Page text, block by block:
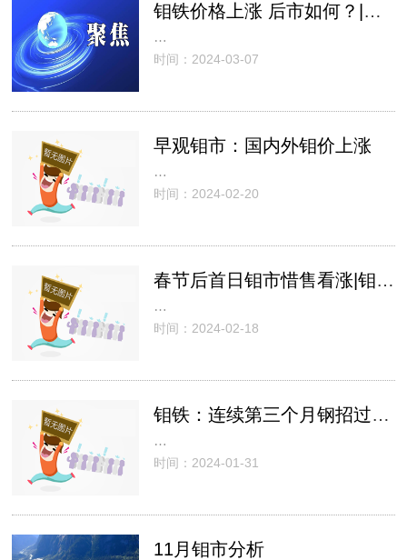
钼铁价格上涨 后市如何？|钼市日评(2024-3-7)
…
时间：2024-03-07
早观钼市：国内外钼价上涨
…
时间：2024-02-20
春节后首日钼市惜售看涨|钼市日评(2024-2-18)
…
时间：2024-02-18
钼铁：连续第三个月钢招过万吨
…
时间：2024-01-31
11月钼市分析